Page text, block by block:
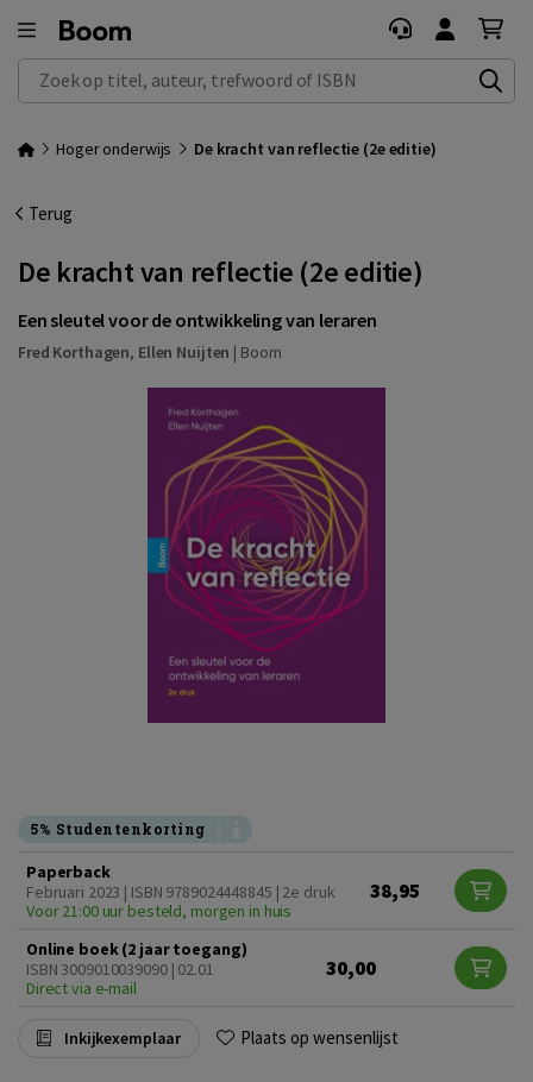
Zoek op titel, auteur, trefwoord of ISBN
Hoger onderwijs De kracht van reflectie (2e editie)
Terug
De kracht van reflectie (2e editie)
Een sleutel voor de ontwikkeling van leraren
Fred Korthagen, Ellen Nuijten | Boom
5% Studentenkorting
Paperback
Februari 2023 | ISBN 9789024448845 | 2e druk
Voor 21:00 uur besteld, morgen in huis
38,95
Online boek (2 jaar toegang)
ISBN 3009010039090 | 02.01
Direct via e-mail
30,00
Inkijkexemplaar Plaats op wensenlijst